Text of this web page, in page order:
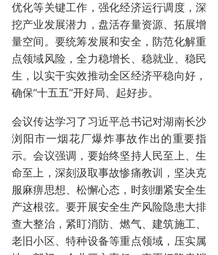
优化等关键工作，强化经济运行调度，深
挖产业发展潜力，盘活存量资源、拓展增
量空间。要统筹发展和安全，防范化解重
点领域风险，全力稳增长、稳就业、稳民
生，以实干实效推动全区经济平稳向好，
确保“十五五”开好局、起好步。
会议传达学习了习近平总书记对湖南长沙
浏阳市一烟花厂爆炸事故作出的重要指
示。会议强调，要始终坚持人民至上、生
命至上，深刻汲取事故惨痛教训，坚决克
服麻痹思想、松懈心态，时刻绷紧安全生
产这根弦。要开展安全生产风险隐患大排
查大整治，紧盯消防、燃气、建筑施工、
老旧小区、特种设备等重点领域，压实属